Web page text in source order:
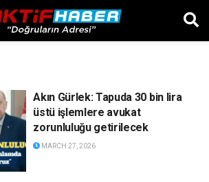
Akın Gürlek: Tapuda 30 bin lira
üstü işlemlere avukat
zorunluluğu getirilecek
MARCH 27, 2026